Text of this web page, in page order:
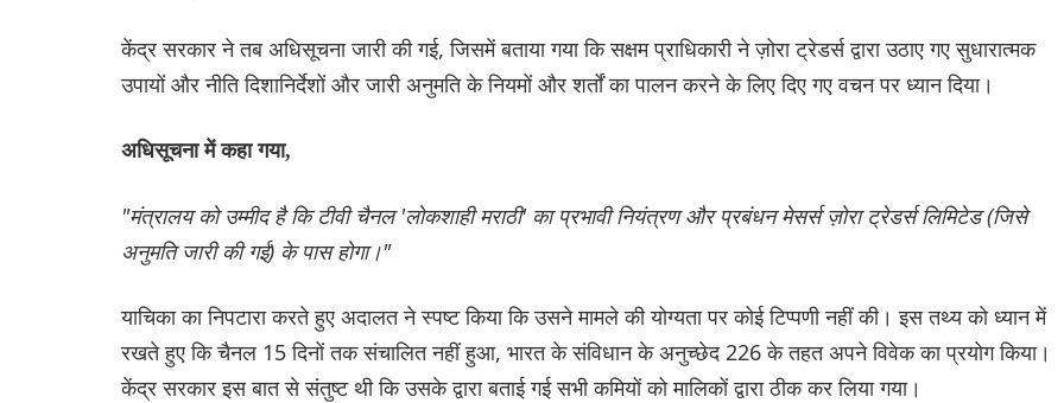
केंद्र सरकार ने तब अधिसूचना जारी की गई, जिसमें बताया गया कि सक्षम प्राधिकारी ने ज़ोरा ट्रेडर्स द्वारा उठाए गए सुधारात्मक
उपायों और नीति दिशानिर्देशों और जारी अनुमति के नियमों और शर्तों का पालन करने के लिए दिए गए वचन पर ध्यान दिया।
अधिसूचना में कहा गया,
"मंत्रालय को उम्मीद है कि टीवी चैनल 'लोकशाही मराठी' का प्रभावी नियंत्रण और प्रबंधन मेसर्स ज़ोरा ट्रेडर्स लिमिटेड (जिसे
अनुमति जारी की गई) के पास होगा।"
याचिका का निपटारा करते हुए अदालत ने स्पष्ट किया कि उसने मामले की योग्यता पर कोई टिप्पणी नहीं की। इस तथ्य को ध्यान में
रखते हुए कि चैनल 15 दिनों तक संचालित नहीं हुआ, भारत के संविधान के अनुच्छेद 226 के तहत अपने विवेक का प्रयोग किया।
केंद्र सरकार इस बात से संतुष्ट थी कि उसके द्वारा बताई गई सभी कमियों को मालिकों द्वारा ठीक कर लिया गया।